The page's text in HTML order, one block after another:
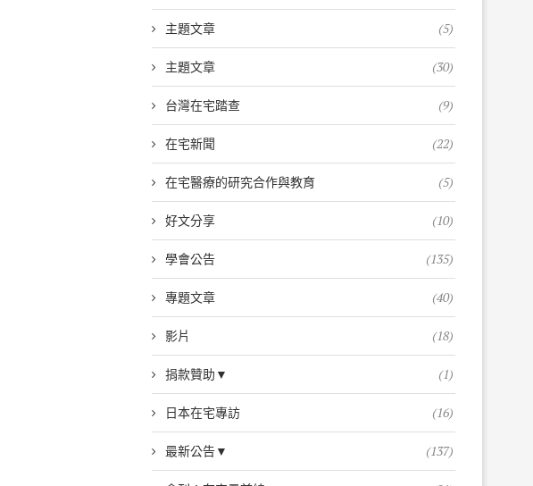
主題文章 (5)
主題文章 (30)
台灣在宅踏查 (9)
在宅新聞 (22)
在宅醫療的研究合作與教育 (5)
好文分享 (10)
學會公告 (135)
專題文章 (40)
影片 (18)
捐款贊助▼ (1)
日本在宅專訪 (16)
最新公告▼ (137)